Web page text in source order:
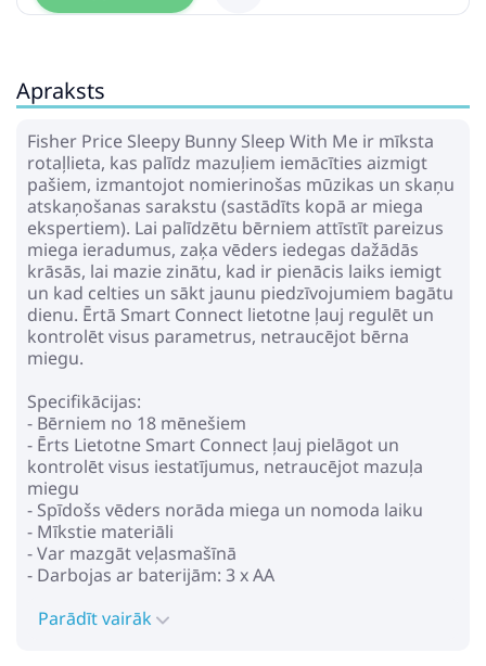
Mystery Egg Plush Display 24
Pcs
335.79€ 390.49€
Pirkt Patīk
Plush Snake Mascot Green 100
cm
Pirkt Patīk
Plush Cuddly Toy Squirrel with
a Nut Brown 18cm
23.49€
Apraksts
Fisher Price Sleepy Bunny Sleep With Me ir mīksta
rotaļlieta, kas palīdz mazuļiem iemācīties aizmigt
pašiem, izmantojot nomierinošas mūzikas un skaņu
atskaņošanas sarakstu (sastādīts kopā ar miega
ekspertiem). Lai palīdzētu bērniem attīstīt pareizus
miega ieradumus, zaķa vēders iedegas dažādās
krāsās, lai mazie zinātu, kad ir pienācis laiks iemigt
un kad celties un sākt jaunu piedzīvojumiem bagātu
dienu. Ērtā Smart Connect lietotne ļauj regulēt un
kontrolēt visus parametrus, netraucējot bērna
miegu.
Specifikācijas:
- Bērniem no 18 mēnešiem
- Ērts Lietotne Smart Connect ļauj pielāgot un
kontrolēt visus iestatījumus, netraucējot mazuļa
miegu
- Spīdošs vēders norāda miega un nomoda laiku
- Mīkstie materiāli
- Var mazgāt veļasmašīnā
- Darbojas ar baterijām: 3 x AA
Parādīt vairāk